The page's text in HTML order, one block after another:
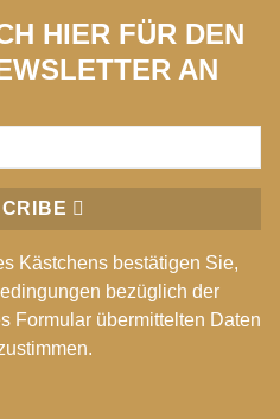
HIER FÜR DEN
AN
Kästchens bestätigen Sie,
bezüglich der
Formular übermittelten Daten